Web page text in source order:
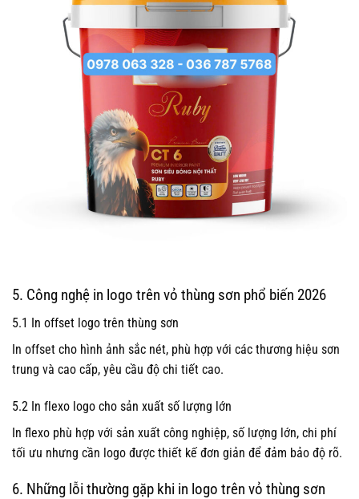
5. Công nghệ in logo trên vỏ thùng sơn phổ biến 2026
5.1 In offset logo trên thùng sơn
In offset cho hình ảnh sắc nét, phù hợp với các thương hiệu sơn
trung và cao cấp, yêu cầu độ chi tiết cao.
5.2 In flexo logo cho sản xuất số lượng lớn
In flexo phù hợp với sản xuất công nghiệp, số lượng lớn, chi phí
tối ưu nhưng cần logo được thiết kế đơn giản để đảm bảo độ rõ.
6. Những lỗi thường gặp khi in logo trên vỏ thùng sơn